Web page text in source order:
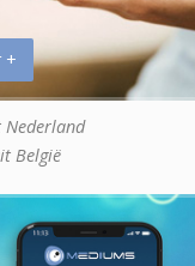
+
België